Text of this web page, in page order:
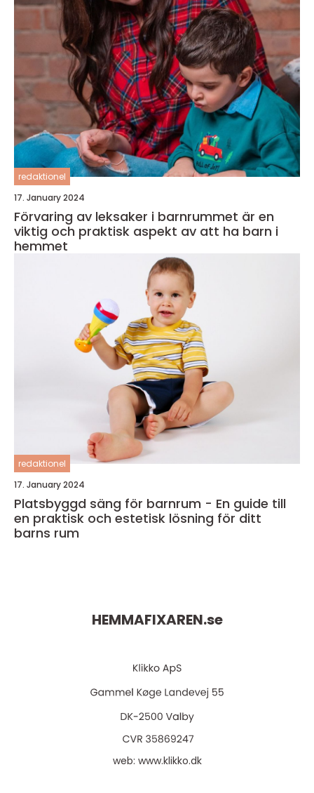
redaktionel
17. January 2024
Förvaring av leksaker i barnrummet är en
viktig och praktisk aspekt av att ha barn i
hemmet
redaktionel
17. January 2024
Platsbyggd säng för barnrum - En guide till
en praktisk och estetisk lösning för ditt
barns rum
HEMMAFIXAREN.se
web: www.klikko.dk